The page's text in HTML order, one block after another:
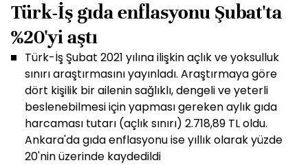
Türk-İş gıda enflasyonu Şubat'ta
%20'yi aştı
Türk-İş Şubat 2021 yılına ilişkin açlık ve yoksulluk
sınırı araştırmasını yayınladı. Araştırmaya göre
dört kişilik bir ailenin sağlıklı, dengeli ve yeterli
beslenebilmesi için yapması gereken aylık gıda
harcaması tutarı (açlık sınırı) 2.718,89 TL oldu.
Ankara'da gıda enflasyonu ise yıllık olarak yüzde
20'nin üzerinde kaydedildi